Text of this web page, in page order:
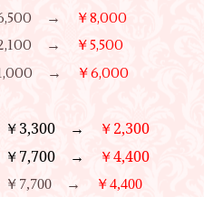
→
￥8,000
→
￥5,500
→
￥6,000
→
￥2,300
￥7,700 →
￥4,400
→
￥4,400